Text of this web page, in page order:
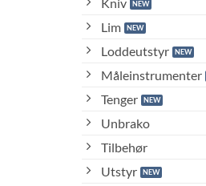
Lim
Loddeutstyr
Måleinstrumenter
Tenger
Unbrako
Tilbehør
Utstyr